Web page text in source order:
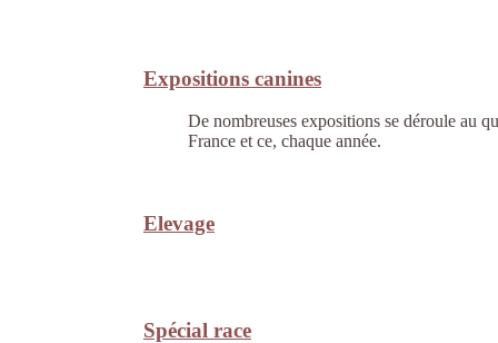
Expositions canines
De nombreuses expositions se déroule au
France et ce, chaque année.
Elevage
Spécial race